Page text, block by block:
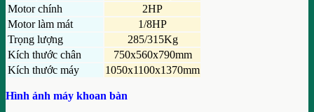
Motor chính
2HP
Motor làm mát
1/8HP
Trọng lượng
285/315Kg
Kích thước chân
750x560x790mm
Kích thước máy
1050x1100x1370mm
Hình ảnh máy khoan bàn